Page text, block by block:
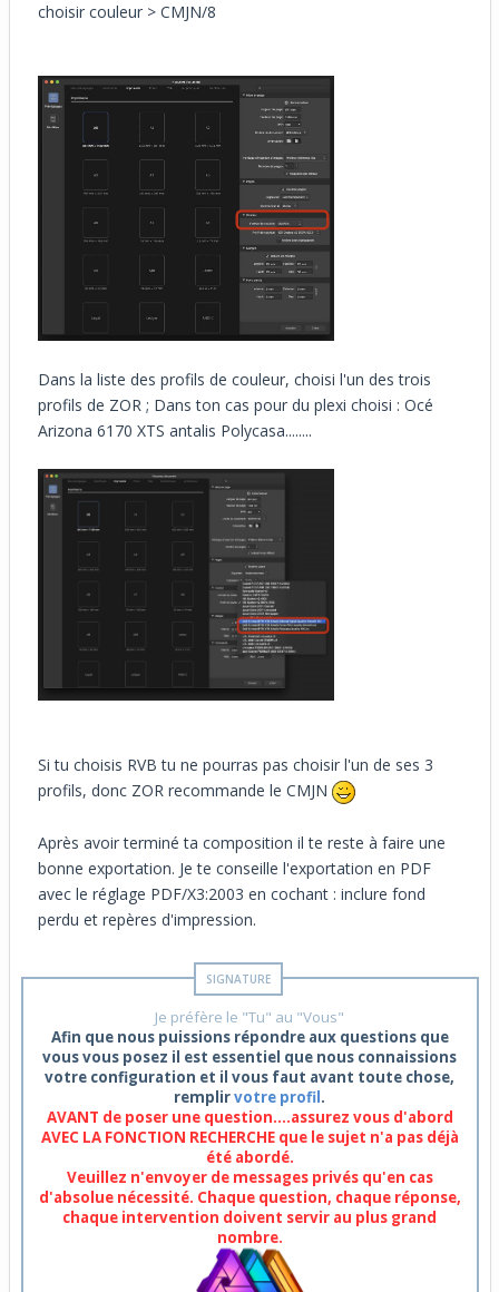
choisir couleur > CMJN/8
Dans la liste des profils de couleur, choisi l'un des trois
profils de ZOR ; Dans ton cas pour du plexi choisi : Océ
Arizona 6170 XTS antalis Polycasa........
Si tu choisis RVB tu ne pourras pas choisir l'un de ses 3
profils, donc ZOR recommande le CMJN
Après avoir terminé ta composition il te reste à faire une
bonne exportation. Je te conseille l'exportation en PDF
avec le réglage PDF/X3:2003 en cochant : inclure fond
perdu et repères d'impression.
Je préfère le "Tu" au "Vous"
Afin que nous puissions répondre aux questions que
vous vous posez il est essentiel que nous connaissions
votre configuration et il vous faut avant toute chose,
remplirvotre profil.
AVANT de poser une question....assurez vous d'abord
AVEC LA FONCTION RECHERCHE que le sujet n'a pas déjà
été abordé.
Veuillez n'envoyer de messages privés qu'en cas
d'absolue nécessité. Chaque question, chaque réponse,
chaque intervention doivent servir au plus grand
nombre.